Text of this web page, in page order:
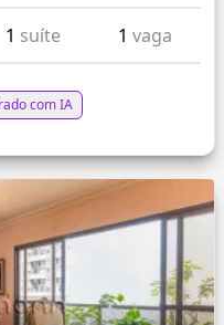
1 suíte 1 vaga
com IA